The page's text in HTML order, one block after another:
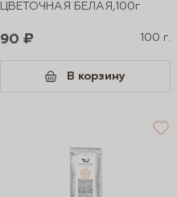
ЦВЕТОЧНАЯ БЕЛАЯ,100г
90 ₽ 100 г.
В корзину